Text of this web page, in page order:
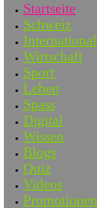
Startseite
Schweiz
International
Wirtschaft
Sport
Leben
Spass
Digital
Wissen
Blogs
Quiz
Videos
Promotionen